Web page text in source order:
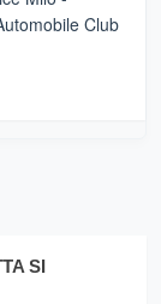
Club
SI